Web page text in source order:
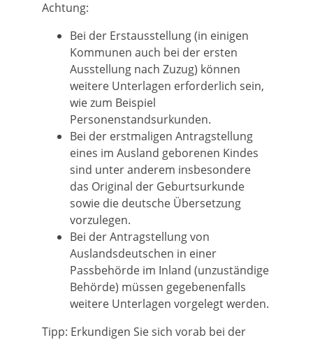
Achtung:
Bei der Erstausstellung (in einigen
Kommunen auch bei der ersten
Ausstellung nach Zuzug) können
weitere Unterlagen erforderlich sein,
wie zum Beispiel
Personenstandsurkunden.
Bei der erstmaligen Antragstellung
eines im Ausland geborenen Kindes
sind unter anderem insbesondere
das Original der Geburtsurkunde
sowie die deutsche Übersetzung
vorzulegen.
Bei der Antragstellung von
Auslandsdeutschen in einer
Passbehörde im Inland (unzuständige
Behörde) müssen gegebenenfalls
weitere Unterlagen vorgelegt werden.
Tipp: Erkundigen Sie sich vorab bei der